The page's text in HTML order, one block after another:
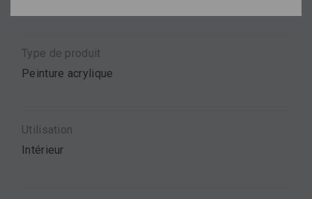
Type de produit
Peinture acrylique
Utilisation
Intérieur